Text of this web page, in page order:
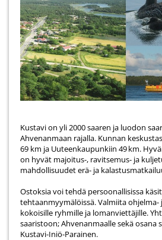
Kustavi on yli 2000 saaren ja luodon
Ahvenanmaan rajalla. Kunnan
69 km ja Uuteenkaupunkiin 49 km.
on hyvät majoitus-, ravitsemus- ja
mahdollisuudet erä- ja
Ostoksia voi tehdä persoonallisissa
tehtaanmyymälöissä. Valmiita
kokoisille ryhmille ja lomanviettäjille.
saaristoon; Ahvenanmaalle sekä osana
Kustavi-Iniö-Parainen.